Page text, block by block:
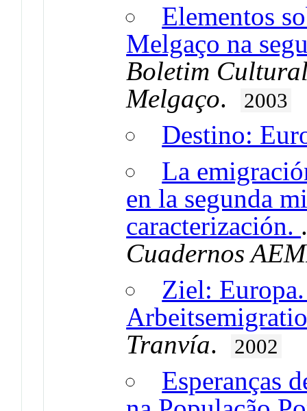
Elementos
Melgaço na
Boletim
Melgaço. 2003
Destino:
La
en la segunda
caracterización.
Cuadernos
Ziel:
Tranvía. 2002
Esperanças